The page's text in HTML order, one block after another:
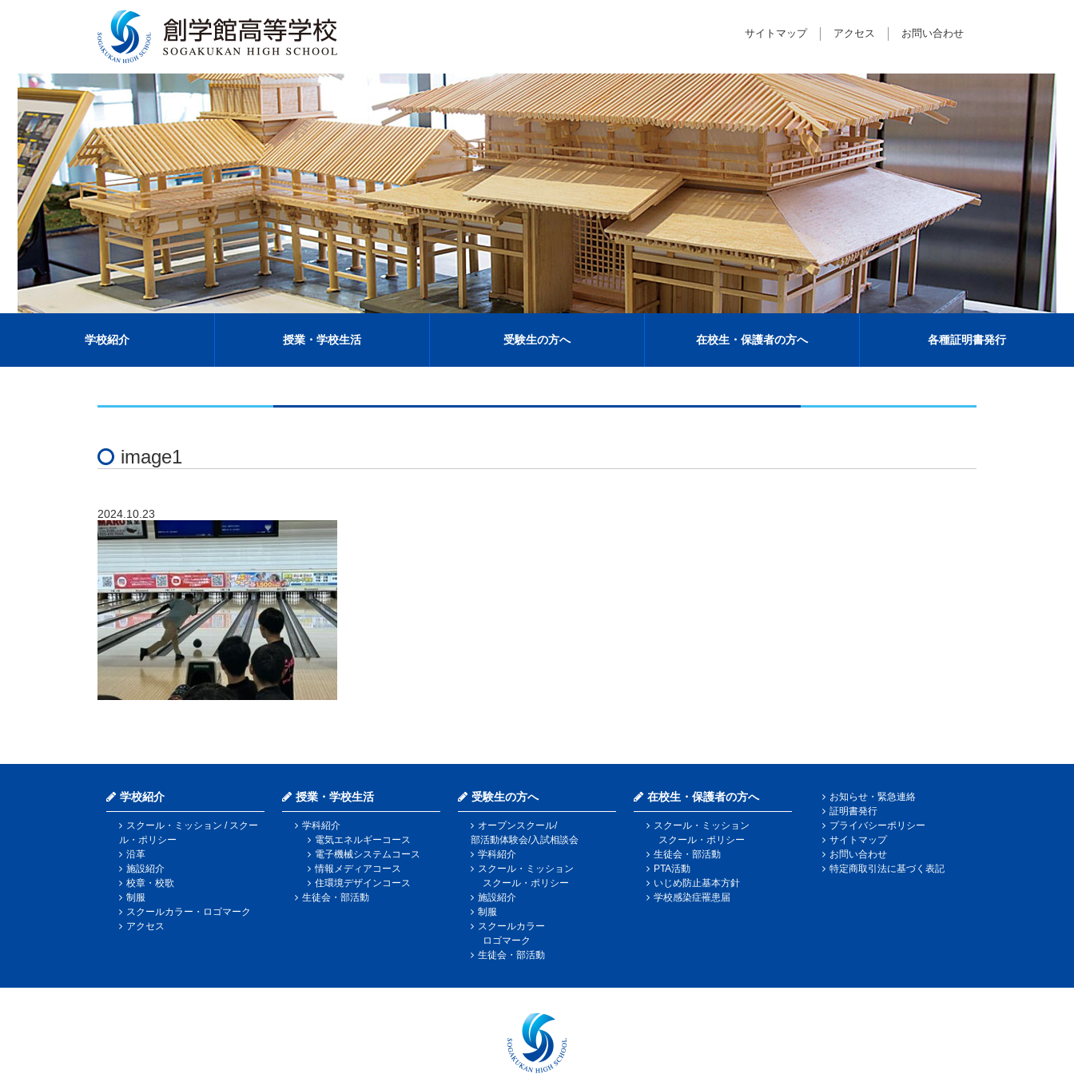
サイトマップ アクセス お問い合わせ
学校紹介 授業・学校生活 受験生の方へ 在校生・保護者の方へ 各種証明書発行
image1
2024.10.23
学校紹介
スクール・ミッション / スクー
ル・ポリシー
沿革
施設紹介
校章・校歌
制服
スクールカラー・ロゴマーク
アクセス
授業・学校生活
学科紹介
電気エネルギーコース
電子機械システムコース
情報メディアコース
住環境デザインコース
生徒会・部活動
受験生の方へ
オープンスクール/
部活動体験会/入試相談会
学科紹介
スクール・ミッション
スクール・ポリシー
施設紹介
制服
スクールカラー
ロゴマーク
生徒会・部活動
在校生・保護者の方へ
スクール・ミッション
スクール・ポリシー
生徒会・部活動
PTA活動
いじめ防止基本方針
学校感染症罹患届
お知らせ・緊急連絡
証明書発行
プライバシーポリシー
サイトマップ
お問い合わせ
特定商取引法に基づく表記